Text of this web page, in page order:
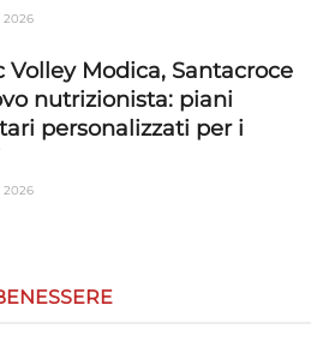
2026
Volley Modica, Santacroce
nutrizionista: piani
personalizzati per i
2026